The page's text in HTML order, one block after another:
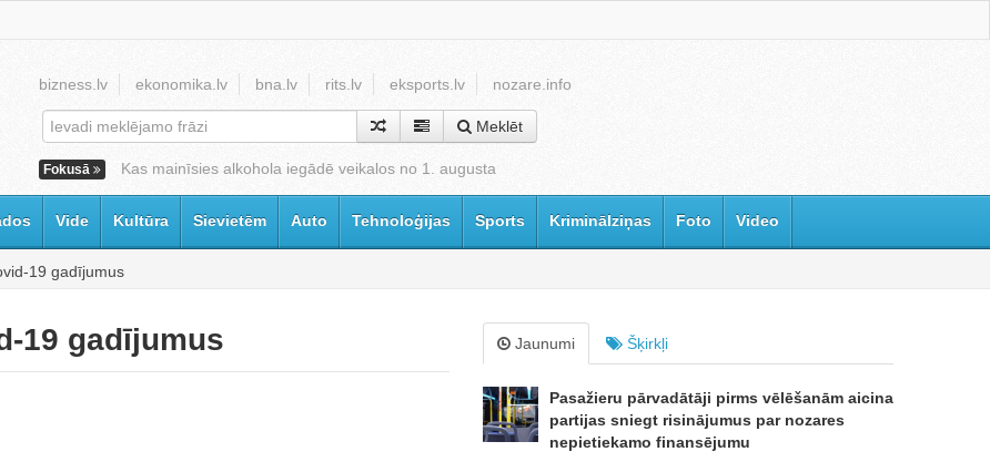
bizness.lv ekonomika.lv bna.lv rits.lv eksports.lv nozare.info
Meklēt
Fokusā Kas mainīsies alkohola iegādē veikalos no 1. augusta
Vide Kultūra Sievietēm Auto Tehnoloģijas Sports Kriminālziņas Foto Video
19 gadījumus
19 gadījumus Jaunumi Šķirkļi
Pasažieru pārvadātāji pirms vēlēšanām aicina
partijas sniegt risinājumus par nozares
nepietiekamo finansējumu